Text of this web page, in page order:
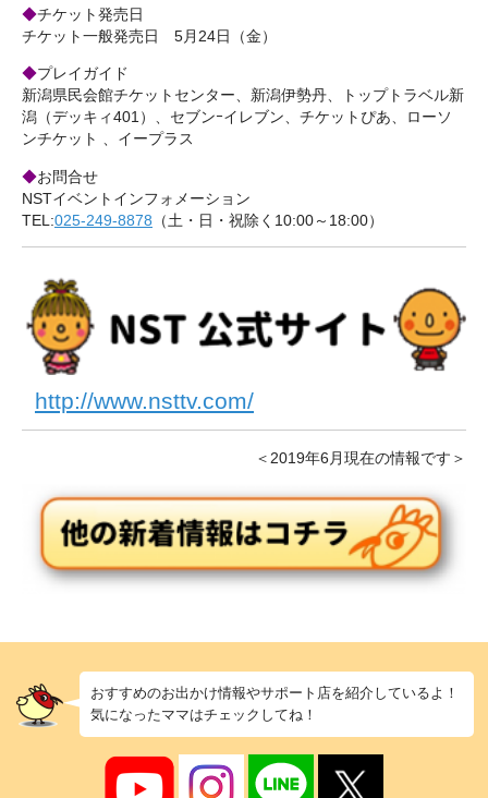
◆チケット発売日
チケット一般発売日 5月24日（金）
◆プレイガイド
新潟県民会館チケットセンター、新潟伊勢丹、トップトラベル新
潟（デッキィ401）、セブンｰイレブン、チケットぴあ、ローソ
ンチケット 、イープラス
◆お問合せ
NSTイベントインフォメーション
TEL:025-249-8878 （土・日・祝除く10:00～18:00）
http://www.nsttv.com/
＜2019年6月現在の情報です＞
おすすめのお出かけ情報やサポート店を紹介しているよ！
気になったママはチェックしてね！